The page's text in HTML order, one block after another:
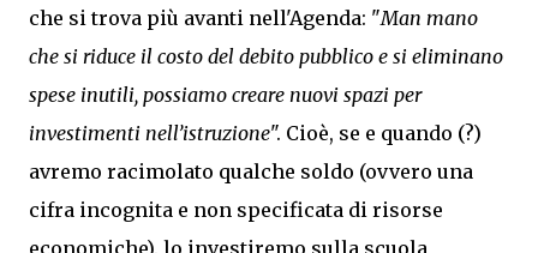
che si trova più avanti nell'Agenda: "Man mano
che si riduce il costo del debito pubblico e si eliminano
spese inutili, possiamo creare nuovi spazi per
investimenti nell’istruzione". Cioè, se e quando (?)
avremo racimolato qualche soldo (ovvero una
cifra incognita e non specificata di risorse
economiche), lo investiremo sulla scuola